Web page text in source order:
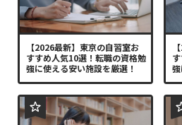
【2026最新】東京の自習室お
すすめ人気10選！転職の資格勉
強に使える安い施設を厳選！